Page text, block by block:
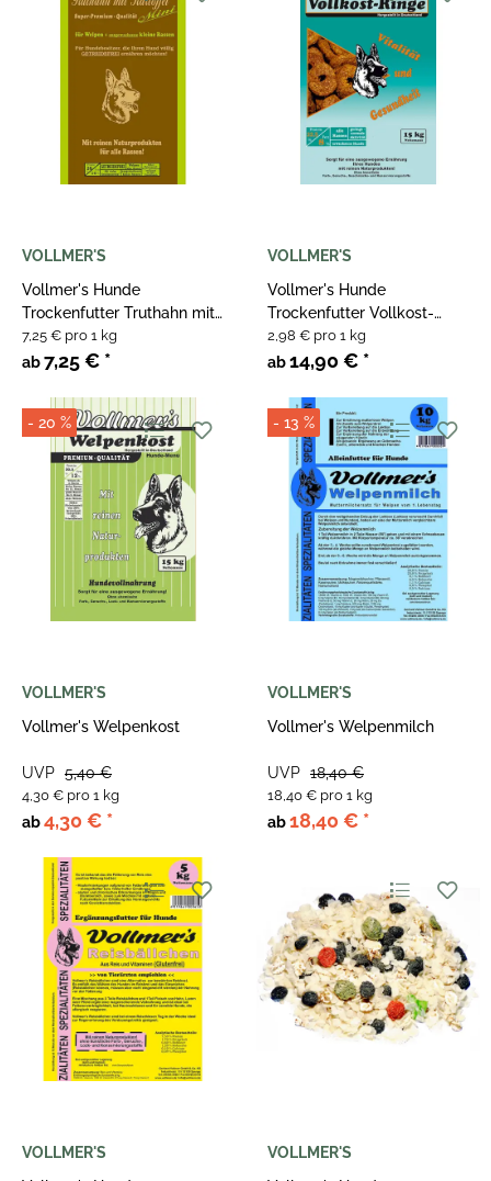
VOLLMER'S
Vollmer's Hunde
Trockenfutter Truthahn mit
Kartoffel Mini
ab7,25 € *
7,25 € pro 1 kg
VOLLMER'S
Vollmer's Hunde
Trockenfutter Vollkost-
Ringe
ab14,90 € *
2,98 € pro 1 kg
- 20 %
VOLLMER'S
Vollmer's Welpenkost
ab4,30 € *
UVP 5,40 €
4,30 € pro 1 kg
- 13 %
VOLLMER'S
Vollmer's Welpenmilch
ab18,40 € *
UVP 18,40 €
18,40 € pro 1 kg
VOLLMER'S
VOLLMER'S